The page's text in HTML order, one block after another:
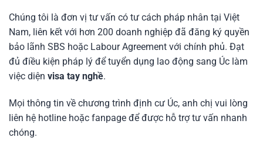
Chúng tôi là đơn vị tư vấn có tư cách pháp nhân tại Việt
Nam, liên kết với hơn 200 doanh nghiệp đã đăng ký quyền
bảo lãnh SBS hoặc Labour Agreement với chính phủ. Đạt
đủ điều kiện pháp lý để tuyển dụng lao động sang Úc làm
việc diện visa tay nghề.
Mọi thông tin về chương trình định cư Úc, anh chị vui lòng
liên hệ hotline hoặc fanpage để được hỗ trợ tư vấn nhanh
chóng.